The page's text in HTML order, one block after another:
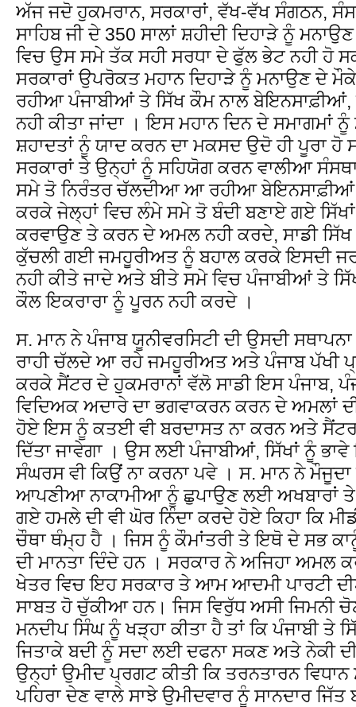
ਅੱਜ ਜਦੋ ਹੁਕਮਰਾਨ, ਸਰਕਾਰਾਂ, ਵੱਖ-ਵੱਖ ਸੰਗਠਨ,
ਸਾਹਿਬ ਜੀ ਦੇ 350 ਸਾਲਾਂ ਸ਼ਹੀਦੀ ਦਿਹਾੜੇ ਨੂੰ
ਵਿਚ ਉਸ ਸਮੇ ਤੱਕ ਸਹੀ ਸਰਧਾ ਦੇ ਫੁੱਲ ਭੇਟ ਨਹੀ ਹੋ
ਸਰਕਾਰਾਂ ਉਪਰੋਕਤ ਮਹਾਨ ਦਿਹਾੜੇ ਨੂੰ ਮਨਾਉਣ ਦੇ
ਰਹੀਆ ਪੰਜਾਬੀਆਂ ਤੇ ਸਿੱਖ ਕੌਮ ਨਾਲ
ਨਹੀ ਕੀਤਾ ਜਾਂਦਾ । ਇਸ ਮਹਾਨ ਦਿਨ ਦੇ ਸਮਾਗਮਾਂ
ਸ਼ਹਾਦਤਾਂ ਨੂੰ ਯਾਦ ਕਰਨ ਦਾ ਮਕਸਦ ਉਦੋ ਹੀ ਪੂਰਾ
ਸਰਕਾਰਾਂ ਤੇ ਉਨ੍ਹਾਂ ਨੂੰ ਸਹਿਯੋਗ ਕਰਨ ਵਾਲੀਆ
ਸਮੇ ਤੋ ਨਿਰੰਤਰ ਚੱਲਦੀਆ ਆ ਰਹੀਆ
ਕਰਕੇ ਜੇਲ੍ਹਾਂ ਵਿਚ ਲੰਮੇ ਸਮੇ ਤੋ ਬੰਦੀ ਬਣਾਏ ਗਏ ਸਿੱਖਾਂ
ਕਰਵਾਉਣ ਤੇ ਕਰਨ ਦੇ ਅਮਲ ਨਹੀ ਕਰਦੇ, ਸਾਡੀ ਸਿੱਖ
ਕੁੱਚਲੀ ਗਈ ਜਮਹੂਰੀਅਤ ਨੂੰ ਬਹਾਲ ਕਰਕੇ ਇਸਦੀ
ਨਹੀ ਕੀਤੇ ਜਾਦੇ ਅਤੇ ਬੀਤੇ ਸਮੇ ਵਿਚ ਪੰਜਾਬੀਆਂ ਤੇ
ਕੌਲ ਇਕਰਾਰਾ ਨੂੰ ਪੂਰਨ ਨਹੀ ਕਰਦੇ ।
ਸ. ਮਾਨ ਨੇ ਪੰਜਾਬ ਯੂਨੀਵਰਸਿਟੀ ਦੀ ਉਸਦੀ
ਰਾਹੀ ਚੱਲਦੇ ਆ ਰਹੇ ਜਮਹੂਰੀਅਤ ਅਤੇ ਪੰਜਾਬ ਪੱਖੀ
ਕਰਕੇ ਸੈਂਟਰ ਦੇ ਹੁਕਮਰਾਨਾਂ ਵੱਲੋ ਸਾਡੀ ਇਸ ਪੰਜਾਬ,
ਵਿਦਿਅਕ ਅਦਾਰੇ ਦਾ ਭਗਵਾਕਰਨ ਕਰਨ ਦੇ ਅਮਲਾਂ
ਹੋਏ ਇਸ ਨੂੰ ਕਤਈ ਵੀ ਬਰਦਾਸਤ ਨਾ ਕਰਨ ਅਤੇ
ਦਿੱਤਾ ਜਾਵੇਗਾ । ਉਸ ਲਈ ਪੰਜਾਬੀਆਂ, ਸਿੱਖਾਂ ਨੂੰ
ਸੰਘਰਸ ਵੀ ਕਿਉਂ ਨਾ ਕਰਨਾ ਪਵੇ । ਸ. ਮਾਨ ਨੇ
ਆਪਣੀਆ ਨਾਕਾਮੀਆ ਨੂੰ ਛੁਪਾਉਣ ਲਈ ਅਖਬਾਰਾਂ ਤੇ
ਗਏ ਹਮਲੇ ਦੀ ਵੀ ਘੋਰ ਨਿੰਦਾ ਕਰਦੇ ਹੋਏ ਕਿਹਾ ਕਿ
ਚੌਥਾ ਥੰਮ੍ਹ ਹੈ । ਜਿਸ ਨੂੰ ਕੌਮਾਂਤਰੀ ਤੇ ਇਥੋ ਦੇ ਸਭ
ਦੀ ਮਾਨਤਾ ਦਿੰਦੇ ਹਨ । ਸਰਕਾਰ ਨੇ ਅਜਿਹਾ ਅਮਲ
ਖੇਤਰ ਵਿਚ ਇਹ ਸਰਕਾਰ ਤੇ ਆਮ ਆਦਮੀ ਪਾਰਟੀ
ਸਾਬਤ ਹੋ ਚੁੱਕੀਆ ਹਨ। ਜਿਸ ਵਿਰੁੱਧ ਅਸੀ ਜਿਮਨੀ
ਮਨਦੀਪ ਸਿੰਘ ਨੂੰ ਖੜ੍ਹਾ ਕੀਤਾ ਹੈ ਤਾਂ ਕਿ ਪੰਜਾਬੀ ਤੇ
ਜਿਤਾਕੇ ਬਦੀ ਨੂੰ ਸਦਾ ਲਈ ਦਫਨਾ ਸਕਣ ਅਤੇ ਨੇਕੀ
ਉਨ੍ਹਾਂ ਉਮੀਦ ਪ੍ਰਗਟ ਕੀਤੀ ਕਿ ਤਰਨਤਾਰਨ
ਪਹਿਰਾ ਦੇਣ ਵਾਲੇ ਸਾਝੇ ਉਮੀਦਵਾਰ ਨੂੰ ਸਾਨਦਾਰ